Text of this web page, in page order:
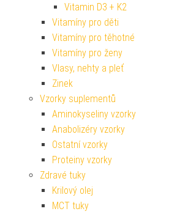
Vitamin D3 + K2
Vitamíny pro děti
Vitamíny pro těhotné
Vitamíny pro ženy
Vlasy, nehty a pleť
Zinek
Vzorky suplementů
Aminokyseliny vzorky
Anabolizéry vzorky
Ostatní vzorky
Proteiny vzorky
Zdravé tuky
Krilový olej
MCT tuky